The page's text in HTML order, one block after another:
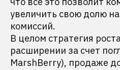
увеличить свою долю
комиссий.
В целом стратегия
расширении за счет
MarshBerry), продаже